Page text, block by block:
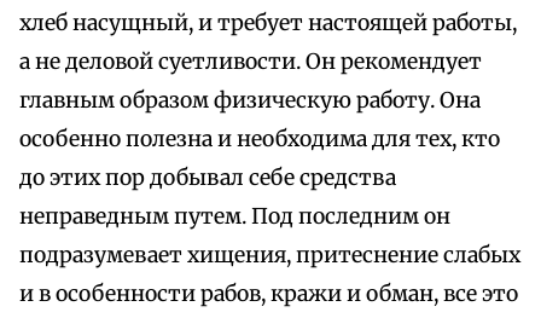
хлеб насущный, и требует настоящей работы,
а не деловой суетливости. Он рекомендует
главным образом физическую работу. Она
особенно полезна и необходима для тех, кто
до этих пор добывал себе средства
неправедным путем. Под последним он
подразумевает хищения, притеснение слабых
и в особенности рабов, кражи и обман, все это